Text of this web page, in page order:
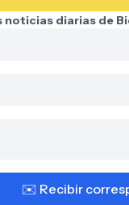
noticias diarias de